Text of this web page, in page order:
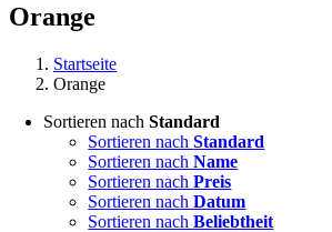
Orange
Startseite
Orange
Sortieren nachStandard
Sortieren nachStandard
Sortieren nachName
Sortieren nachPreis
Sortieren nachDatum
Sortieren nachBeliebtheit